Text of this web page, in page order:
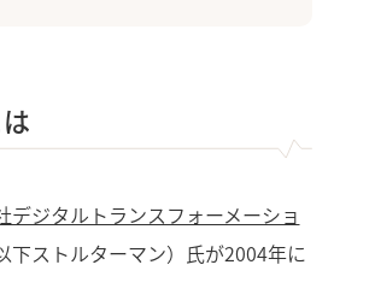
デジタルトランスフォーメーショ
ストルターマン）氏が2004年に